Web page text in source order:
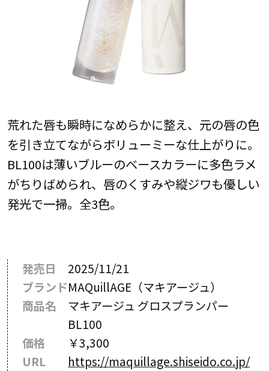
荒れた唇も瞬時になめらかに整え、元の唇の色
を引き立てながらボリューミーな仕上がりに。
BL100は薄いブルーのベースカラーに多色ラメ
がちりばめられ、唇のくすみや縦ジワも優しい
発光で一掃。全3色。
発売日
2025/11/21
ブランドMAQuillAGE（マキアージュ）
商品名
マキアージュ グロスプランパー
BL100
価格
￥3,300
URL
https://maquillage.shiseido.co.jp/